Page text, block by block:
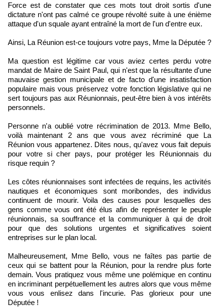
Force est de constater que ces mots tout droit sortis d'une
dictature n'ont pas calmé ce groupe révolté suite à une énième
attaque d'un squale ayant entraîné la mort de l'un d'entre eux.
Ainsi, La Réunion est-ce toujours votre pays, Mme la Députée ?
Ma question est légitime car vous aviez certes perdu votre
mandat de Maire de Saint Paul, qui n'est que la résultante d'une
mauvaise gestion municipale et de facto d'une insatisfaction
populaire mais vous préservez votre fonction législative qui ne
sert toujours pas aux Réunionnais, peut-être bien à vos intérêts
personnels.
Personne n'a oublié votre récrimination de 2013. Mme Bello,
voilà maintenant 2 ans que vous avez récriminé que La
Réunion vous appartenez. Dites nous, qu'avez vous fait depuis
pour votre si cher pays, pour protéger les Réunionnais du
risque requin ?
Les côtes réunionnaises sont infectées de requins, les activités
nautiques et économiques sont moribondes, des individus
continuent de mourir. Voila des causes pour lesquelles des
gens comme vous ont été élus afin de représenter le peuple
réunionnais, sa souffrance et la communiquer à qui de droit
pour que des solutions urgentes et significatives soient
entreprises sur le plan local.
Malheureusement, Mme Bello, vous ne faîtes pas partie de
ceux qui se battent pour la Réunion, pour la rendre plus forte
demain. Vous pratiquez vous même une polémique en continu
en incriminant perpétuellement les autres alors que vous même
vous vous enlisez dans l'incurie. Pas glorieux pour une
Députée !